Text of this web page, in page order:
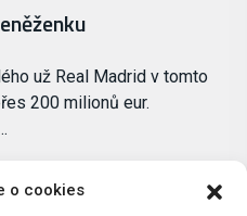
o cookies
už Real Madrid v tomto
200 milionů eur.